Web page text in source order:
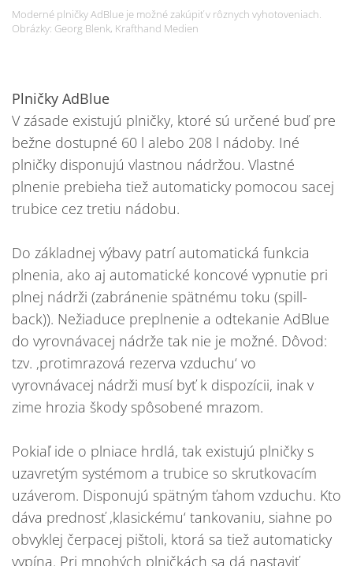
Moderné plničky AdBlue je možné zakúpiť v rôznych vyhotoveniach.
Obrázky: Georg Blenk, Krafthand Medien
Plničky AdBlue
V zásade existujú plničky, ktoré sú určené buď pre
bežne dostupné 60 l alebo 208 l nádoby. Iné
plničky disponujú vlastnou nádržou. Vlastné
plnenie prebieha tiež automaticky pomocou sacej
trubice cez tretiu nádobu.
Do základnej výbavy patrí automatická funkcia
plnenia, ako aj automatické koncové vypnutie pri
plnej nádrži (zabránenie spätnému toku (spill-
back)). Nežiaduce preplnenie a odtekanie AdBlue
do vyrovnávacej nádrže tak nie je možné. Dôvod:
tzv. ‚protimrazová rezerva vzduchu‘ vo
vyrovnávacej nádrži musí byť k dispozícii, inak v
zime hrozia škody spôsobené mrazom.
Pokiaľ ide o plniace hrdlá, tak existujú plničky s
uzavretým systémom a trubice so skrutkovacím
uzáverom. Disponujú spätným ťahom vzduchu. Kto
dáva prednosť ‚klasickému‘ tankovaniu, siahne po
obvyklej čerpacej pištoli, ktorá sa tiež automaticky
vypína. Pri mnohých plničkách sa dá nastaviť